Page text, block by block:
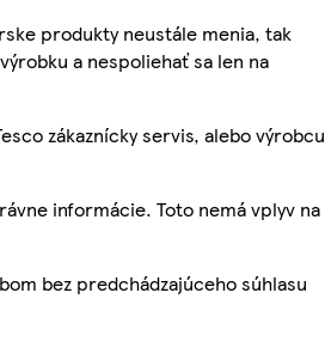
produkty neustále menia, tak
a nespoliehať sa len na
zákaznícky servis, alebo výrobcu
informácie. Toto nemá vplyv na
bez predchádzajúceho súhlasu